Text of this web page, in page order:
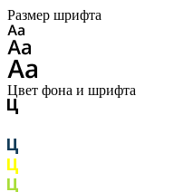
Размер шрифта
Цвет фона и шрифта